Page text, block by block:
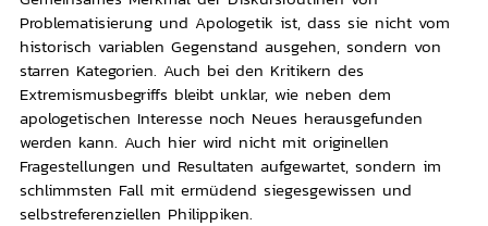
Problematisierung und Apologetik ist, dass sie nicht vom
historisch variablen Gegenstand ausgehen, sondern von
starren Kategorien. Auch bei den Kritikern des
Extremismusbegriffs bleibt unklar, wie neben dem
apologetischen Interesse noch Neues herausgefunden
werden kann. Auch hier wird nicht mit originellen
Fragestellungen und Resultaten aufgewartet, sondern im
schlimmsten Fall mit ermüdend siegesgewissen und
selbstreferenziellen Philippiken.